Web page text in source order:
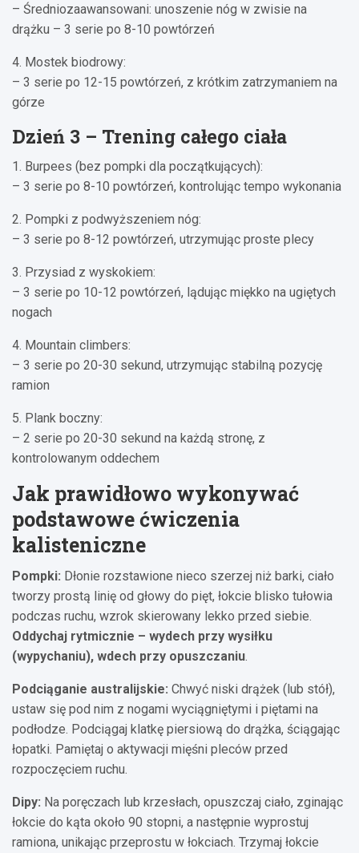
– Średniozaawansowani: unoszenie nóg w zwisie na
drążku – 3 serie po 8-10 powtórzeń
4. Mostek biodrowy:
– 3 serie po 12-15 powtórzeń, z krótkim zatrzymaniem na
górze
Dzień 3 – Trening całego ciała
1. Burpees (bez pompki dla początkujących):
– 3 serie po 8-10 powtórzeń, kontrolując tempo wykonania
2. Pompki z podwyższeniem nóg:
– 3 serie po 8-12 powtórzeń, utrzymując proste plecy
3. Przysiad z wyskokiem:
– 3 serie po 10-12 powtórzeń, lądując miękko na ugiętych
nogach
4. Mountain climbers:
– 3 serie po 20-30 sekund, utrzymując stabilną pozycję
ramion
5. Plank boczny:
– 2 serie po 20-30 sekund na każdą stronę, z
kontrolowanym oddechem
Jak prawidłowo wykonywać
podstawowe ćwiczenia
kalisteniczne
Pompki: Dłonie rozstawione nieco szerzej niż barki, ciało
tworzy prostą linię od głowy do pięt, łokcie blisko tułowia
podczas ruchu, wzrok skierowany lekko przed siebie.
Oddychaj rytmicznie – wydech przy wysiłku
(wypychaniu), wdech przy opuszczaniu.
Podciąganie australijskie: Chwyć niski drążek (lub stół),
ustaw się pod nim z nogami wyciągniętymi i piętami na
podłodze. Podciągaj klatkę piersiową do drążka, ściągając
łopatki. Pamiętaj o aktywacji mięśni pleców przed
rozpoczęciem ruchu.
Dipy: Na poręczach lub krzesłach, opuszczaj ciało, zginając
łokcie do kąta około 90 stopni, a następnie wyprostuj
ramiona, unikając przeprostu w łokciach. Trzymaj łokcie